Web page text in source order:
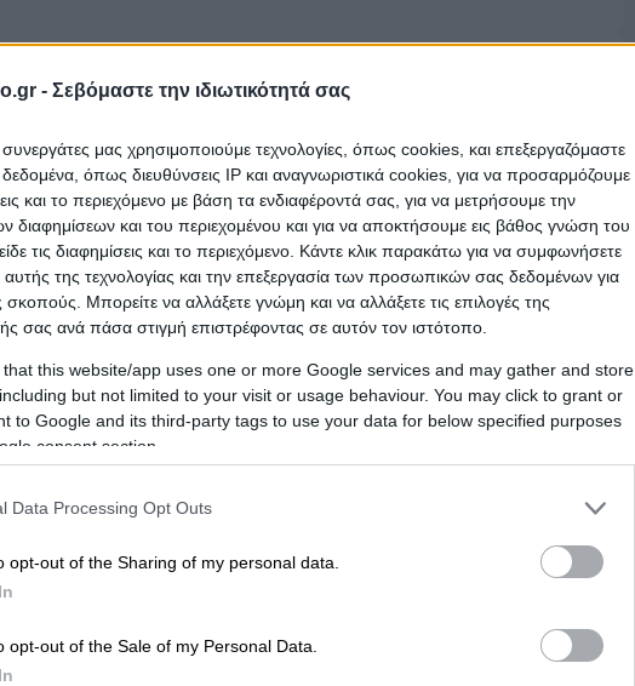
- Σεβόμαστε την ιδιωτικότητά σας
συνεργάτες μας χρησιμοποιούμε τεχνολογίες, όπως cookies, και επεξεργαζόμαστε
όπως διευθύνσεις IP και αναγνωριστικά cookies, για να προσαρμόζουμε
και το περιεχόμενο με βάση τα ενδιαφέροντά σας, για να μετρήσουμε την
διαφημίσεων και του περιεχομένου και για να αποκτήσουμε εις βάθος γνώση του
τις διαφημίσεις και το περιεχόμενο. Κάντε κλικ παρακάτω για να συμφωνήσετε
της τεχνολογίας και την επεξεργασία των προσωπικών σας δεδομένων για
Μπορείτε να αλλάξετε γνώμη και να αλλάξετε τις επιλογές της
σας ανά πάσα στιγμή επιστρέφοντας σε αυτόν τον ιστότοπο.
that this website/app uses one or more Google services and may gather and store
but not limited to your visit or usage behaviour. You may click to grant or
to Google and its third-party tags to use your data for below specified purposes
consent section.
Data Processing Opt Outs
opt-out of the Sharing of my personal data.
opt-out of the Sale of my Personal Data.
- Πλατεία Καραγιάννη Λέλας, 12244, ΑΤΤΙΚΗΣ